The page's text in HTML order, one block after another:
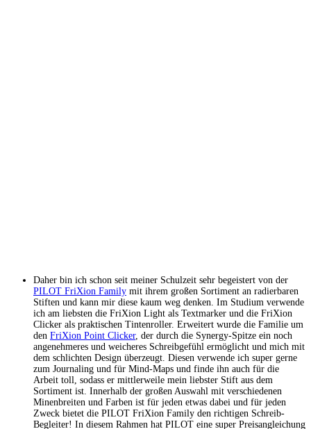
Daher bin ich schon seit meiner Schulzeit sehr begeistert von der
PILOT FriXion Family mit ihrem großen Sortiment an radierbaren
Stiften und kann mir diese kaum weg denken. Im Studium verwende
ich am liebsten die FriXion Light als Textmarker und die FriXion
Clicker als praktischen Tintenroller. Erweitert wurde die Familie um
den FriXion Point Clicker, der durch die Synergy-Spitze ein noch
angenehmeres und weicheres Schreibgefühl ermöglicht und mich mit
dem schlichten Design überzeugt. Diesen verwende ich super gerne
zum Journaling und für Mind-Maps und finde ihn auch für die
Arbeit toll, sodass er mittlerweile mein liebster Stift aus dem
Sortiment ist. Innerhalb der großen Auswahl mit verschiedenen
Minenbreiten und Farben ist für jeden etwas dabei und für jeden
Zweck bietet die PILOT FriXion Family den richtigen Schreib-
Begleiter! In diesem Rahmen hat PILOT eine super Preisangleichung